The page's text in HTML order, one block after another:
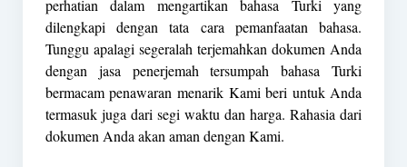
perhatian dalam mengartikan bahasa Turki yang
dilengkapi dengan tata cara pemanfaatan bahasa.
Tunggu apalagi segeralah terjemahkan dokumen Anda
dengan jasa penerjemah tersumpah bahasa Turki
bermacam penawaran menarik Kami beri untuk Anda
termasuk juga dari segi waktu dan harga. Rahasia dari
dokumen Anda akan aman dengan Kami.